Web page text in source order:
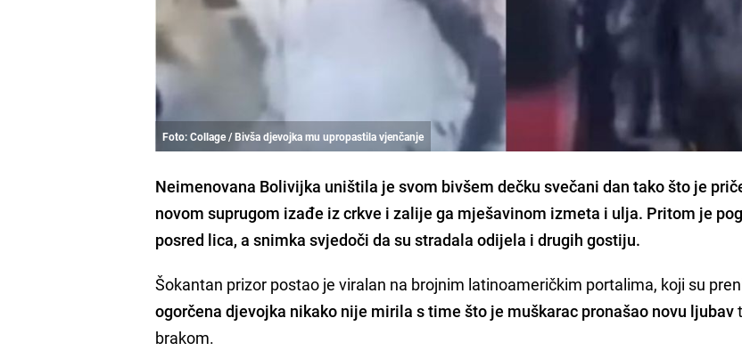
Foto: Collage / Bivša djevojka mu upropastila vjenčanje
Neimenovana Bolivijka uništila je svom bivšem dečku svečani dan tako što je
novom suprugom izađe iz crkve i zalije ga mješavinom izmeta i ulja. Pritom je
posred lica, a snimka svjedoči da su stradala odijela i drugih gostiju.
Šokantan prizor postao je viralan na brojnim latinoameričkim portalima, koji su
ogorčena djevojka nikako nije mirila s time što je muškarac pronašao novu ljubav
brakom.